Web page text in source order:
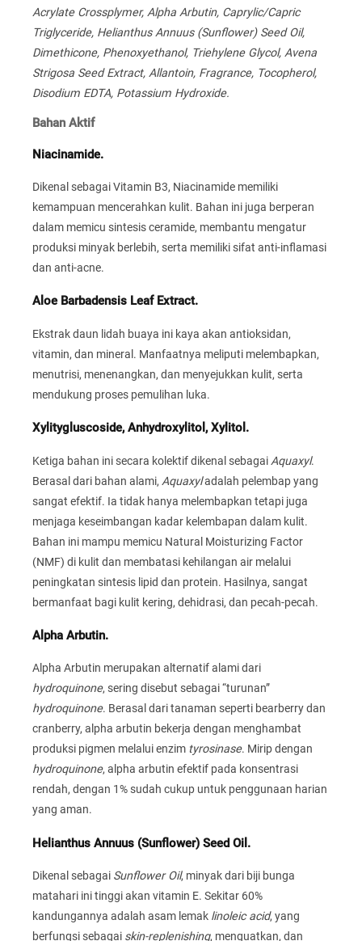
Acrylate Crossplymer, Alpha Arbutin, Caprylic/Capric
Triglyceride, Helianthus Annuus (Sunflower) Seed Oil,
Dimethicone, Phenoxyethanol, Triehylene Glycol, Avena
Strigosa Seed Extract, Allantoin, Fragrance, Tocopherol,
Disodium EDTA, Potassium Hydroxide.
Bahan Aktif
Niacinamide.
Dikenal sebagai Vitamin B3, Niacinamide memiliki
kemampuan mencerahkan kulit. Bahan ini juga berperan
dalam memicu sintesis ceramide, membantu mengatur
produksi minyak berlebih, serta memiliki sifat anti-inflamasi
dan anti-acne.
Aloe Barbadensis Leaf Extract.
Ekstrak daun lidah buaya ini kaya akan antioksidan,
vitamin, dan mineral. Manfaatnya meliputi melembapkan,
menutrisi, menenangkan, dan menyejukkan kulit, serta
mendukung proses pemulihan luka.
Xylitygluscoside, Anhydroxylitol, Xylitol.
Ketiga bahan ini secara kolektif dikenal sebagai Aquaxyl.
Berasal dari bahan alami, Aquaxyladalah pelembap yang
sangat efektif. Ia tidak hanya melembapkan tetapi juga
menjaga keseimbangan kadar kelembapan dalam kulit.
Bahan ini mampu memicu Natural Moisturizing Factor
(NMF) di kulit dan membatasi kehilangan air melalui
peningkatan sintesis lipid dan protein. Hasilnya, sangat
bermanfaat bagi kulit kering, dehidrasi, dan pecah-pecah.
Alpha Arbutin.
Alpha Arbutin merupakan alternatif alami dari
hydroquinone, sering disebut sebagai “turunan”
hydroquinone. Berasal dari tanaman seperti bearberry dan
cranberry, alpha arbutin bekerja dengan menghambat
produksi pigmen melalui enzim tyrosinase. Mirip dengan
hydroquinone, alpha arbutin efektif pada konsentrasi
rendah, dengan 1% sudah cukup untuk penggunaan harian
yang aman.
Helianthus Annuus (Sunflower) Seed Oil.
Dikenal sebagai Sunflower Oil, minyak dari biji bunga
matahari ini tinggi akan vitamin E. Sekitar 60%
kandungannya adalah asam lemak linoleic acid, yang
berfungsi sebagai skin-replenishing, menguatkan, dan